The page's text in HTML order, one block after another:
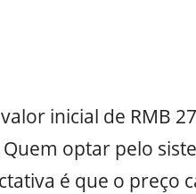
inicial de RMB
Quem optar pelo
é que o preço